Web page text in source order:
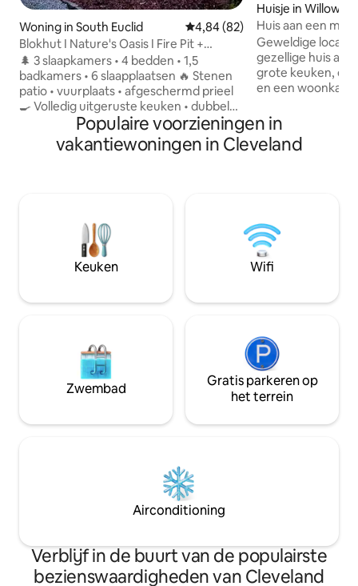
Woning in South Euclid Gemiddelde beoordeling van
4,84 (82)
Blokhut I Nature's Oasis I Fire Pit +
Gazebo
🌲 3 slaapkamers • 4 bedden • 1,5
badkamers • 6 slaapplaatsen 🔥 Stenen
patio • vuurplaats • afgeschermd prieel
🍳 Volledig uitgeruste keuken • dubbele
ovens • eetgelegenheid 🪵 Blokhut vibes
• uitzicht op de natuur in elke kamer 🪟
Kamer voor alle seizoenen met
blokhut uit het midden van de vorige
eeuw is subtiel weggestopt en biedt
rust, ruimte en een echte verbinding
met de natuur — allemaal op slechts
Cleveland!
Huisje in Willowick
Huis aan een
Geweldige locatie
gezellige huis
grote keuken,
en een
dus je kunt
maar we wonen
afstand, dus we
in slaap valt met
meer. Je zult
schoonheid en
huisje.
Populaire voorzieningen in
vakantiewoningen in Cleveland
Keuken Wifi
Zwembad
Gratis parkeren op
het terrein
Airconditioning
Verblijf in de buurt van de populairste
bezienswaardigheden van Cleveland